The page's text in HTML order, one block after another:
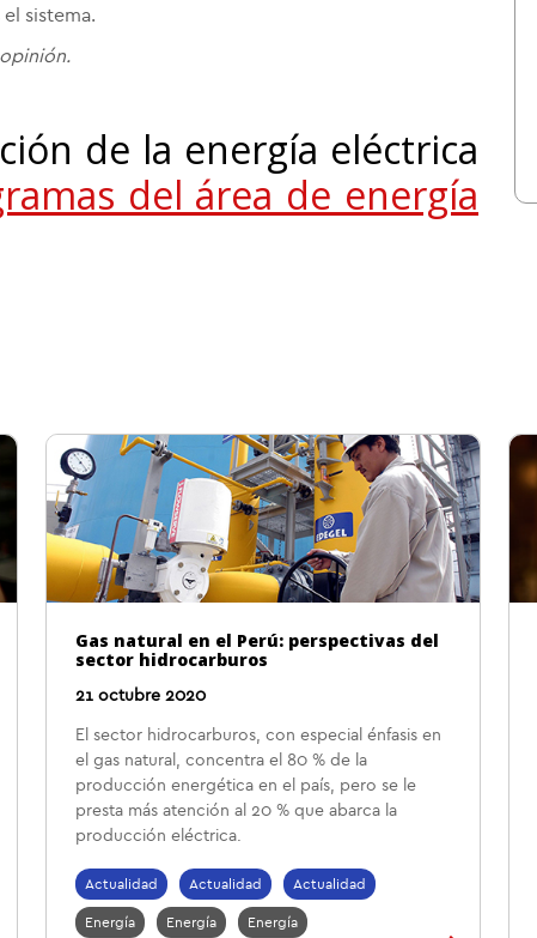
sistema.
de la energía eléctrica
del área de energía
Gas natural en el Perú: perspectivas del
sector hidrocarburos
21 octubre 2020
El sector hidrocarburos, con especial énfasis en
el gas natural, concentra el 80 % de la
producción energética en el país, pero se le
presta más atención al 20 % que abarca la
producción eléctrica.
Actualidad Actualidad Actualidad
Energía Energía Energía